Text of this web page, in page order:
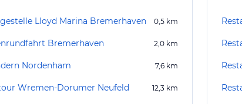
Lloyd Marina Bremerhaven 0,5 km
Bremerhaven 2,0 km
Nordenham 7,6 km
Wremen-Dorumer Neufeld 12,3 km